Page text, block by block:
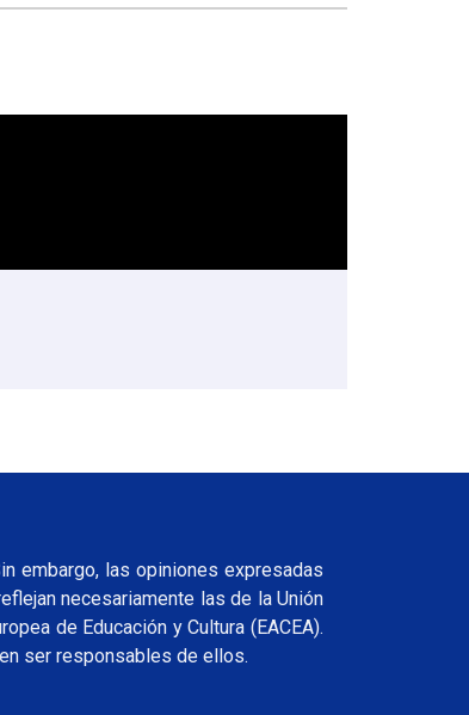
embargo, las opiniones expresadas
necesariamente las de la Unión
de Educación y Cultura (EACEA).
ser responsables de ellos.